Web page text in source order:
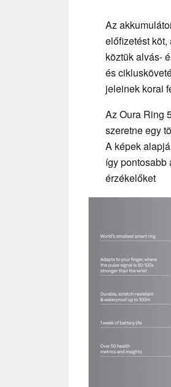
Az
előfizetést
köztük alvás-
és
jeleinek korai
Az Oura Ring
szeretne egy
A képek
így pontosabb
érzékelőket